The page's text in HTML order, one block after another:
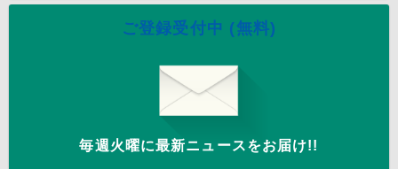
ご登録受付中 (無料)
毎週火曜に最新ニュースをお届け!!